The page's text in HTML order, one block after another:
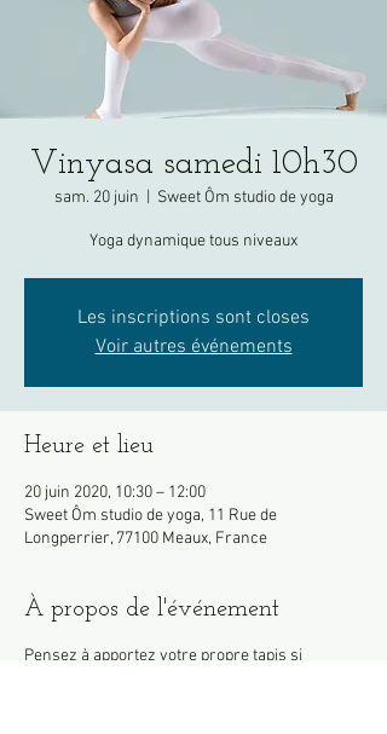
Vinyasa samedi 10h30
sam. 20 juin Sweet Ôm studio de yoga
Yoga dynamique tous niveaux
Les inscriptions sont closes
Voir autres événements
Heure et lieu
20 juin 2020, 10:30 – 12:00
Sweet Ôm studio de yoga, 11 Rue de
Longperrier, 77100 Meaux, France
À propos de l'événement
Pensez à apportez votre propre tapis si